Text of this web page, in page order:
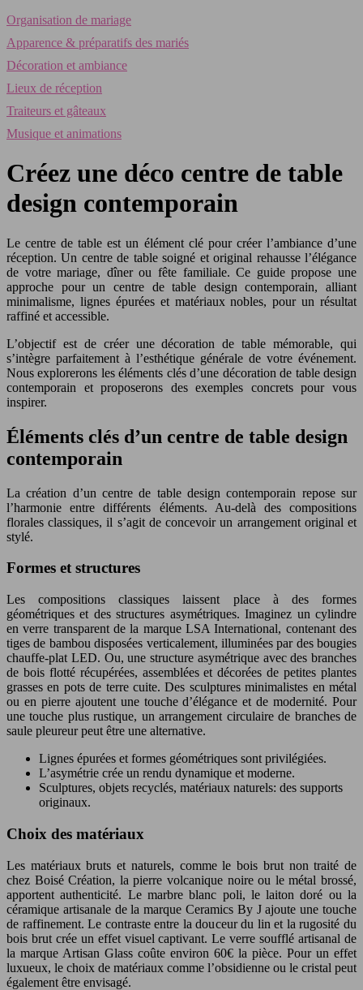
Organisation de mariage
Apparence & préparatifs des mariés
Décoration et ambiance
Lieux de réception
Traiteurs et gâteaux
Musique et animations
Créez une déco centre de table
design contemporain
Le centre de table est un élément clé pour créer l’ambiance d’une
réception. Un centre de table soigné et original rehausse l’élégance
de votre mariage, dîner ou fête familiale. Ce guide propose une
approche pour un centre de table design contemporain, alliant
minimalisme, lignes épurées et matériaux nobles, pour un résultat
raffiné et accessible.
L’objectif est de créer une décoration de table mémorable, qui
s’intègre parfaitement à l’esthétique générale de votre événement.
Nous explorerons les éléments clés d’une décoration de table design
contemporain et proposerons des exemples concrets pour vous
inspirer.
Éléments clés d’un centre de table design
contemporain
La création d’un centre de table design contemporain repose sur
l’harmonie entre différents éléments. Au-delà des compositions
florales classiques, il s’agit de concevoir un arrangement original et
stylé.
Formes et structures
Les compositions classiques laissent place à des formes
géométriques et des structures asymétriques. Imaginez un cylindre
en verre transparent de la marque LSA International, contenant des
tiges de bambou disposées verticalement, illuminées par des bougies
chauffe-plat LED. Ou, une structure asymétrique avec des branches
de bois flotté récupérées, assemblées et décorées de petites plantes
grasses en pots de terre cuite. Des sculptures minimalistes en métal
ou en pierre ajoutent une touche d’élégance et de modernité. Pour
une touche plus rustique, un arrangement circulaire de branches de
saule pleureur peut être une alternative.
Lignes épurées et formes géométriques sont privilégiées.
L’asymétrie crée un rendu dynamique et moderne.
Sculptures, objets recyclés, matériaux naturels: des supports
originaux.
Choix des matériaux
Les matériaux bruts et naturels, comme le bois brut non traité de
chez Boisé Création, la pierre volcanique noire ou le métal brossé,
apportent authenticité. Le marbre blanc poli, le laiton doré ou la
céramique artisanale de la marque Ceramics By J ajoute une touche
de raffinement. Le contraste entre la douceur du lin et la rugosité du
bois brut crée un effet visuel captivant. Le verre soufflé artisanal de
la marque Artisan Glass coûte environ 60€ la pièce. Pour un effet
luxueux, le choix de matériaux comme l’obsidienne ou le cristal peut
également être envisagé.